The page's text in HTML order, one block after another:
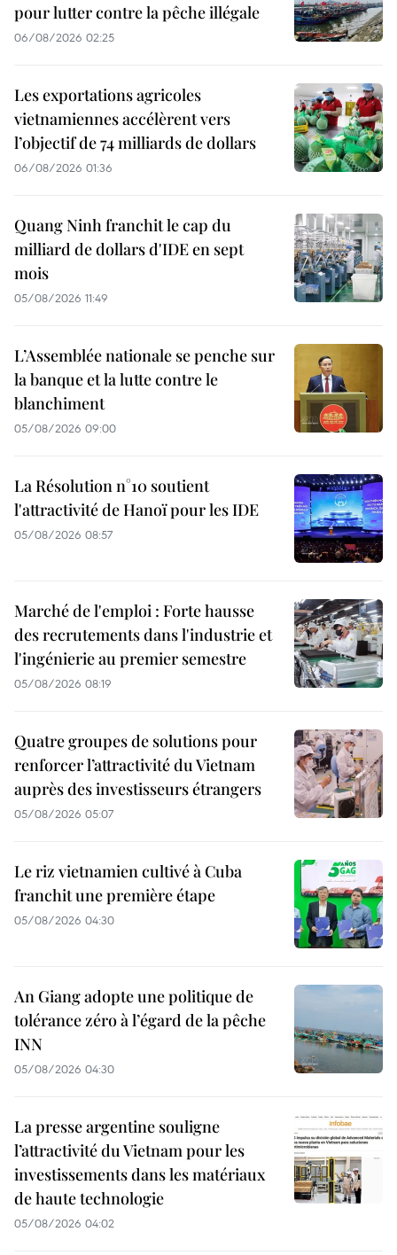
pour lutter contre la pêche illégale
06/08/2026 02:25
Les exportations agricoles
vietnamiennes accélèrent vers
l’objectif de 74 milliards de dollars
06/08/2026 01:36
Quang Ninh franchit le cap du
milliard de dollars d'IDE en sept
mois
05/08/2026 11:49
L’Assemblée nationale se penche sur
la banque et la lutte contre le
blanchiment
05/08/2026 09:00
La Résolution n°10 soutient
l'attractivité de Hanoï pour les IDE
05/08/2026 08:57
Marché de l'emploi : Forte hausse
des recrutements dans l'industrie et
l'ingénierie au premier semestre
05/08/2026 08:19
Quatre groupes de solutions pour
renforcer l’attractivité du Vietnam
auprès des investisseurs étrangers
05/08/2026 05:07
Le riz vietnamien cultivé à Cuba
franchit une première étape
05/08/2026 04:30
An Giang adopte une politique de
tolérance zéro à l’égard de la pêche
INN
05/08/2026 04:30
La presse argentine souligne
l’attractivité du Vietnam pour les
investissements dans les matériaux
de haute technologie
05/08/2026 04:02